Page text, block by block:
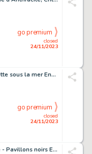
closed
24/11/2023
go premium
Marc Dacier - Le péril guette sous la mer Encre de...
closed
24/11/2023
go premium
Vieux Nick et Barbe-Noire - Pavillons noirs Encre de...